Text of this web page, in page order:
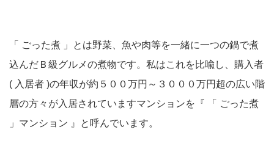
「 ごった煮 」とは野菜、魚や肉等を一緒に一つの鍋で煮
込んだＢ級グルメの煮物です。私はこれを比喩し、購入者
( 入居者 )の年収が約５００万円～３０００万円超の広い階
層の方々が入居されていますマンションを『 「 ごった煮
」マンション 』と呼んでいます。